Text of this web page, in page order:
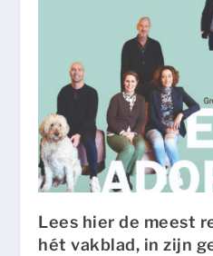
Lees hier de meest
hét vakblad, in zijn